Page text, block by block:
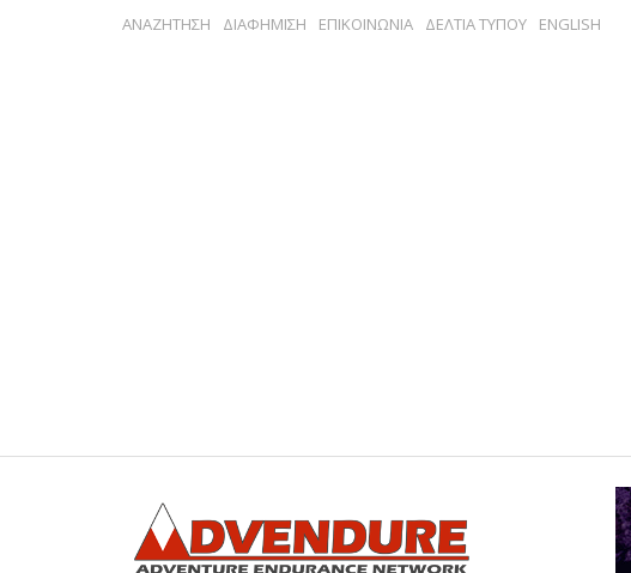
ΑΝΑΖΗΤΗΣΗ ΔΙΑΦΗΜΙΣΗ ΕΠΙΚΟΙΝΩΝΙΑ ΔΕΛΤΙΑ ΤΥΠΟΥ ENGLISH